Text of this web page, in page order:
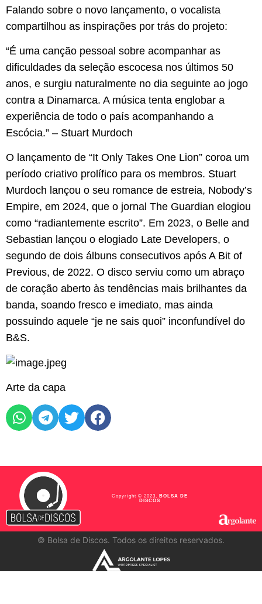
Falando sobre o novo lançamento, o vocalista
compartilhou as inspirações por trás do projeto:
“É uma canção pessoal sobre acompanhar as
dificuldades da seleção escocesa nos últimos 50
anos, e surgiu naturalmente no dia seguinte ao jogo
contra a Dinamarca. A música tenta englobar a
experiência de todo o país acompanhando a
Escócia.” – Stuart Murdoch
O lançamento de “It Only Takes One Lion” coroa um
período criativo prolífico para os membros. Stuart
Murdoch lançou o seu romance de estreia, Nobody’s
Empire, em 2024, que o jornal The Guardian elogiou
como “radiantemente escrito”. Em 2023, o Belle and
Sebastian lançou o elogiado Late Developers, o
segundo de dois álbuns consecutivos após A Bit of
Previous, de 2022. O disco serviu como um abraço
de coração aberto às tendências mais brilhantes da
banda, soando fresco e imediato, mas ainda
possuindo aquele “je ne sais quoi” inconfundível do
B&S.
Arte da capa
Copyright © 2023,
BOLSA DE
DISCOS
© Bolsa de Discos. Todos os direitos reservados.